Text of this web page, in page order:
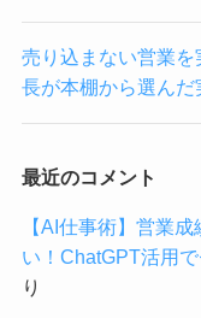
売り込まない営業
長が本棚から選んだ
最近のコメント
【AI仕事術】営業
い！ChatGPT活用
り